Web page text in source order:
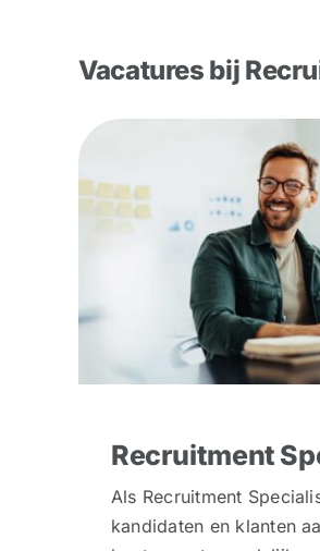
Vacatures bij
Recruitment
Als Recruitment
kandidaten en klanten